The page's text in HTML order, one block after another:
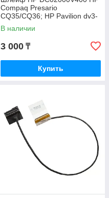
Compaq Presario
CQ35/CQ36; HP Pavilion dv3-
2000: 40 pin снятый оригинал
В наличии
3 000 ₸
Купить